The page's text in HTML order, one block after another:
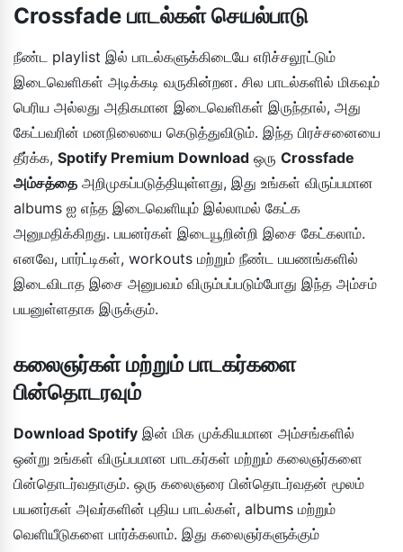
Crossfade பாடல்கள் செயல்பாடு
நீண்ட playlist இல் பாடல்களுக்கிடையே எரிச்சலூட்டும்
இடைவெளிகள் அடிக்கடி வருகின்றன. சில பாடல்களில் மிகவும்
பெரிய அல்லது அதிகமான இடைவெளிகள் இருந்தால், அது
கேட்பவரின் மனநிலையை கெடுத்துவிடும். இந்த பிரச்சனையை
தீர்க்க, Spotify Premium Download ஒரு Crossfade
அம்சத்தை அறிமுகப்படுத்தியுள்ளது, இது உங்கள் விருப்பமான
albums ஐ எந்த இடைவெளியும் இல்லாமல் கேட்க
அனுமதிக்கிறது. பயனர்கள் இடையூறின்றி இசை கேட்கலாம்.
எனவே, பார்ட்டிகள், workouts மற்றும் நீண்ட பயணங்களில்
இடைவிடாத இசை அனுபவம் விரும்பப்படும்போது இந்த அம்சம்
பயனுள்ளதாக இருக்கும்.
கலைஞர்கள் மற்றும் பாடகர்களை
பின்தொடரவும்
Download Spotify இன் மிக முக்கியமான அம்சங்களில்
ஒன்று உங்கள் விருப்பமான பாடகர்கள் மற்றும் கலைஞர்களை
பின்தொடர்வதாகும். ஒரு கலைஞரை பின்தொடர்வதன் மூலம்
பயனர்கள் அவர்களின் புதிய பாடல்கள், albums மற்றும்
வெளியீடுகளை பார்க்கலாம். இது கலைஞர்களுக்கும்